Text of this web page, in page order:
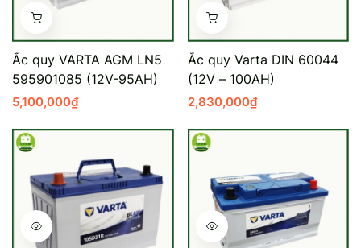
Ắc quy VARTA AGM LN5
595901085 (12V-95AH)
5,100,000₫
Ắc quy Varta DIN 60044
(12V – 100AH)
2,830,000₫